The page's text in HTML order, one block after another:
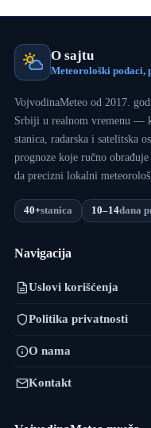
O sajtu
Meteorološki podaci,
VojvodinaMeteo od 2017.
Srbiji u realnom vremenu —
stanica, radarska i satelitska
prognoze koje ručno
da precizni lokalni
40+stanica 10–14dana
Navigacija
Uslovi korišćenja
Politika privatnosti
O nama
Kontakt